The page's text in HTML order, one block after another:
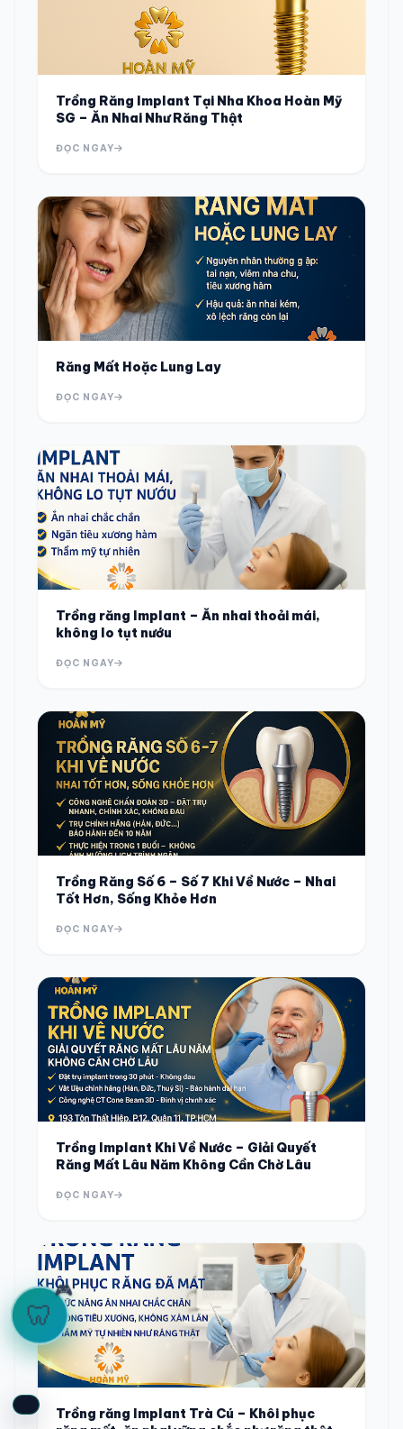
Trồng Răng Implant Tại Nha Khoa Hoàn Mỹ
SG – Ăn Nhai Như Răng Thật
ĐỌC NGAY
Răng Mất Hoặc Lung Lay
ĐỌC NGAY
Trồng răng Implant – Ăn nhai thoải mái,
không lo tụt nướu
ĐỌC NGAY
Trồng Răng Số 6 – Số 7 Khi Về Nước – Nhai
Tốt Hơn, Sống Khỏe Hơn
ĐỌC NGAY
Trồng Implant Khi Về Nước – Giải Quyết
Răng Mất Lâu Năm Không Cần Chờ Lâu
ĐỌC NGAY
Trồng răng Implant Trà Cú – Khôi phục
🦷
🎮